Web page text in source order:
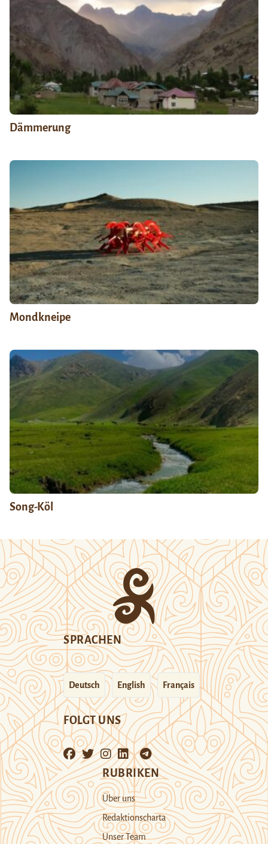
Dämmerung
Mondkneipe
Song-Köl
SPRACHEN
Deutsch English Français
FOLGT UNS
RUBRIKEN
Über uns
Redaktionscharta
Unser Team